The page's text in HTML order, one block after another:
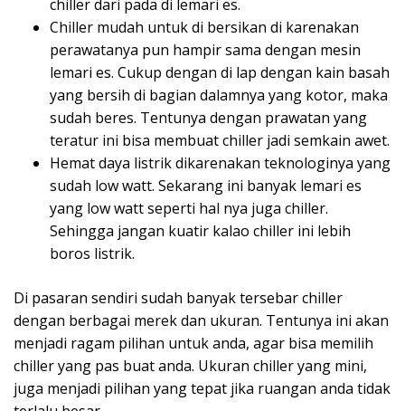
chiller dari pada di lemari es.
Chiller mudah untuk di bersikan di karenakan
perawatanya pun hampir sama dengan mesin
lemari es. Cukup dengan di lap dengan kain basah
yang bersih di bagian dalamnya yang kotor, maka
sudah beres. Tentunya dengan prawatan yang
teratur ini bisa membuat chiller jadi semkain awet.
Hemat daya listrik dikarenakan teknologinya yang
sudah low watt. Sekarang ini banyak lemari es
yang low watt seperti hal nya juga chiller.
Sehingga jangan kuatir kalao chiller ini lebih
boros listrik.
Di pasaran sendiri sudah banyak tersebar chiller
dengan berbagai merek dan ukuran. Tentunya ini akan
menjadi ragam pilihan untuk anda, agar bisa memilih
chiller yang pas buat anda. Ukuran chiller yang mini,
juga menjadi pilihan yang tepat jika ruangan anda tidak